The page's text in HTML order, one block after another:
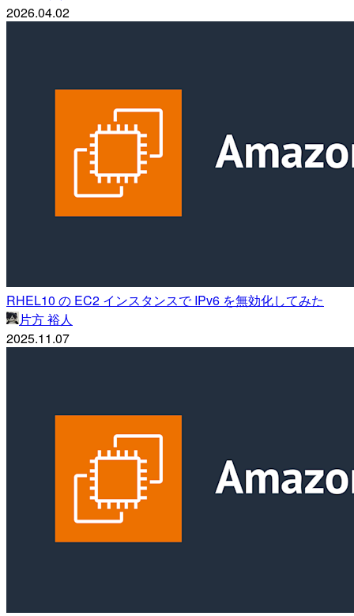
2026.04.02
RHEL10 の EC2 インスタンスで IPv6 を無効化してみた
片方 裕人
2025.11.07